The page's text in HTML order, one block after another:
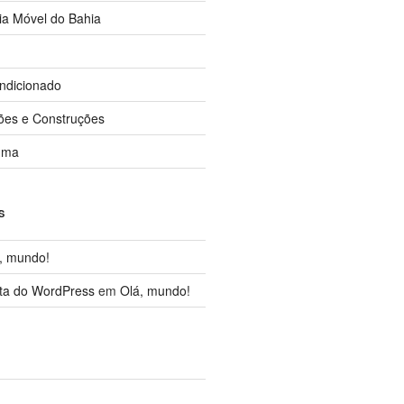
Móvel do Bahia
e Construções
mundo!
do WordPressem Olá, mundo!